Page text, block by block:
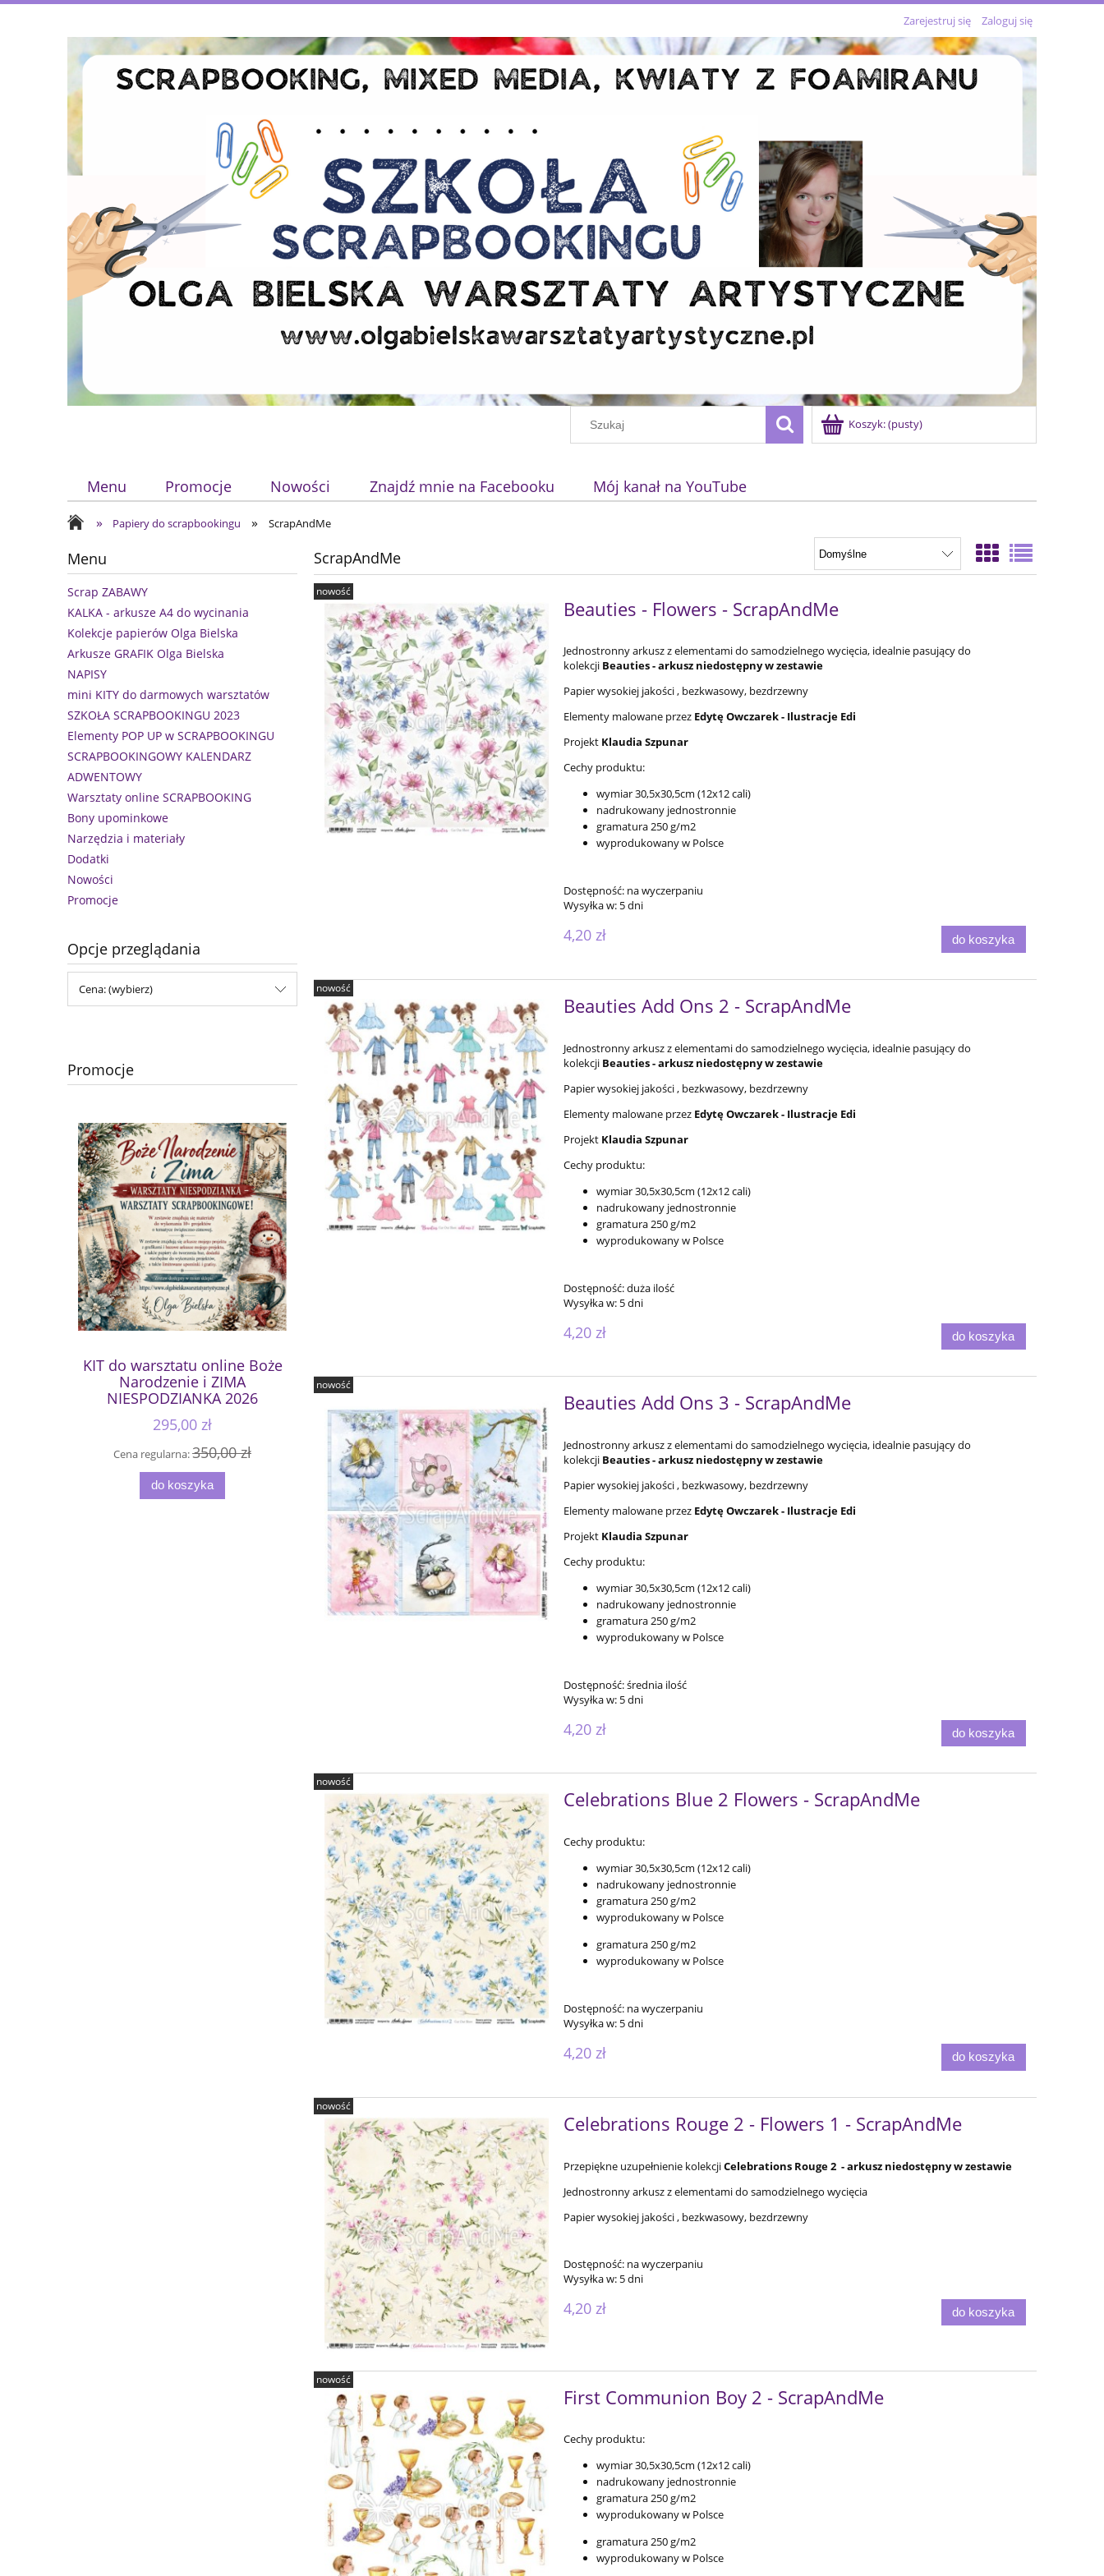
Zarejestruj się Zaloguj się
Koszyk:(pusty)
Menu Promocje Nowości Znajdź mnie na Facebooku Mój kanał na YouTube
» Papiery do scrapbookingu » ScrapAndMe
Menu
Scrap ZABAWY
KALKA - arkusze A4 do wycinania
Kolekcje papierów Olga Bielska
Arkusze GRAFIK Olga Bielska
NAPISY
mini KITY do darmowych warsztatów
SZKOŁA SCRAPBOOKINGU 2023
Elementy POP UP w SCRAPBOOKINGU
SCRAPBOOKINGOWY KALENDARZ
ADWENTOWY
Warsztaty online SCRAPBOOKING
Bony upominkowe
Narzędzia i materiały
Dodatki
Nowości
Promocje
Opcje przeglądania
Cena: (wybierz)
Promocje
KIT do warsztatu online Boże
Narodzenie i ZIMA
NIESPODZIANKA 2026
295,00 zł
Cena regularna:350,00 zł
do koszyka
ScrapAndMe
Beauties - Flowers - ScrapAndMe
Jednostronny arkusz z elementami do samodzielnego wycięcia, idealnie pasujący do
kolekcji Beauties -arkusz niedostępny w zestawie
Papier wysokiej jakości , bezkwasowy, bezdrzewny
Elementy malowane przez Edytę Owczarek - Ilustracje Edi
Projekt Klaudia Szpunar
Cechy produktu:
wymiar 30,5x30,5cm (12x12 cali)
nadrukowany jednostronnie
gramatura 250 g/m2
wyprodukowany w Polsce
Dostępność: na wyczerpaniu
Wysyłka w: 5 dni
4,20 zł do koszyka
nowość
Beauties Add Ons 2 - ScrapAndMe
Jednostronny arkusz z elementami do samodzielnego wycięcia, idealnie pasujący do
kolekcji Beauties -arkusz niedostępny w zestawie
Papier wysokiej jakości , bezkwasowy, bezdrzewny
Elementy malowane przez Edytę Owczarek - Ilustracje Edi
Projekt Klaudia Szpunar
Cechy produktu:
wymiar 30,5x30,5cm (12x12 cali)
nadrukowany jednostronnie
gramatura 250 g/m2
wyprodukowany w Polsce
Dostępność:duża ilość
Wysyłka w: 5 dni
4,20 zł do koszyka
nowość
Beauties Add Ons 3 - ScrapAndMe
Jednostronny arkusz z elementami do samodzielnego wycięcia, idealnie pasujący do
kolekcji Beauties -arkusz niedostępny w zestawie
Papier wysokiej jakości , bezkwasowy, bezdrzewny
Elementy malowane przez Edytę Owczarek - Ilustracje Edi
Projekt Klaudia Szpunar
Cechy produktu:
wymiar 30,5x30,5cm (12x12 cali)
nadrukowany jednostronnie
gramatura 250 g/m2
wyprodukowany w Polsce
Dostępność:średnia ilość
Wysyłka w: 5 dni
4,20 zł do koszyka
nowość
Celebrations Blue 2 Flowers - ScrapAndMe
Cechy produktu:
wymiar 30,5x30,5cm (12x12 cali)
nadrukowany jednostronnie
gramatura 250 g/m2
wyprodukowany w Polsce
gramatura 250 g/m2
wyprodukowany w Polsce
Dostępność: na wyczerpaniu
Wysyłka w: 5 dni
4,20 zł do koszyka
nowość
Celebrations Rouge 2 - Flowers 1 - ScrapAndMe
Przepiękne uzupełnienie kolekcjiCelebrations Rouge 2 -arkusz niedostępny w zestawie
Jednostronny arkusz z elementami do samodzielnego wycięcia
Papier wysokiej jakości , bezkwasowy, bezdrzewny
Dostępność: na wyczerpaniu
Wysyłka w: 5 dni
4,20 zł do koszyka
nowość
First Communion Boy 2 - ScrapAndMe
Cechy produktu:
wymiar 30,5x30,5cm (12x12 cali)
nadrukowany jednostronnie
gramatura 250 g/m2
wyprodukowany w Polsce
gramatura 250 g/m2
wyprodukowany w Polsce
nowość